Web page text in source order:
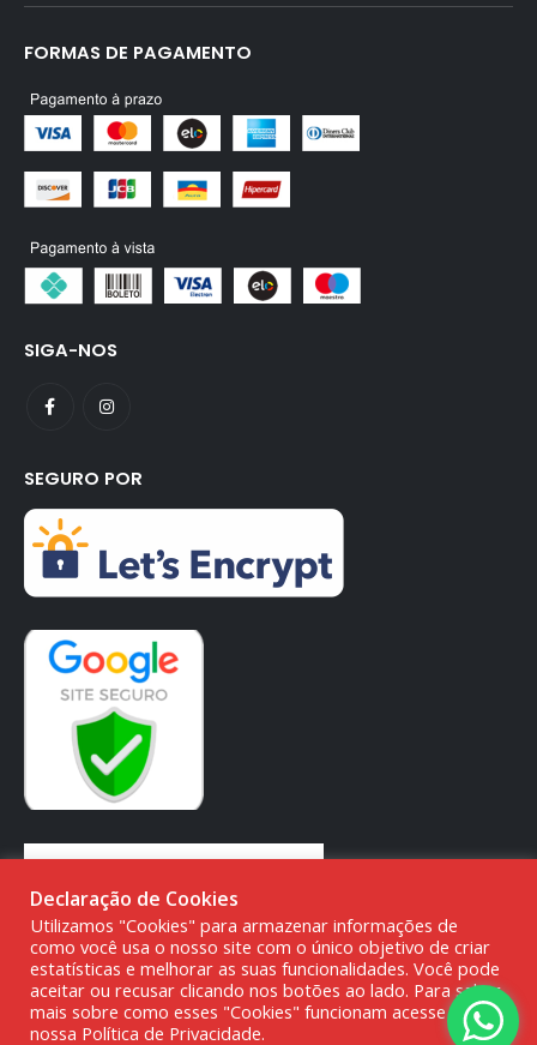
FORMAS DE PAGAMENTO
SIGA-NOS
SEGURO POR
© DMG PARTS COMÉRCIO DE PRODUTOS AUTOMOTIVOS -
Declaração de Cookies
Utilizamos "Cookies" para armazenar informações de
como você usa o nosso site com o único objetivo de criar
estatísticas e melhorar as suas funcionalidades. Você pode
aceitar ou recusar clicando nos botões ao lado. Para saber
mais sobre como esses "Cookies" funcionam acesse a
nossa Política de Privacidade.